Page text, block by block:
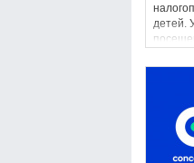
детей.
же